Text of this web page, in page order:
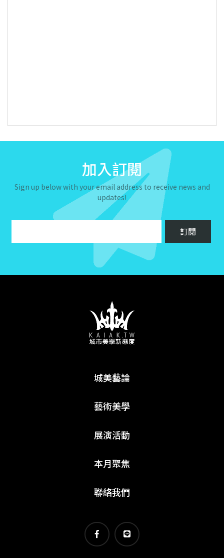
加入訂閱
Sign up below with your email address to receive news and
updates!
城美藝論
藝術美學
展演活動
本月聚焦
聯絡我們